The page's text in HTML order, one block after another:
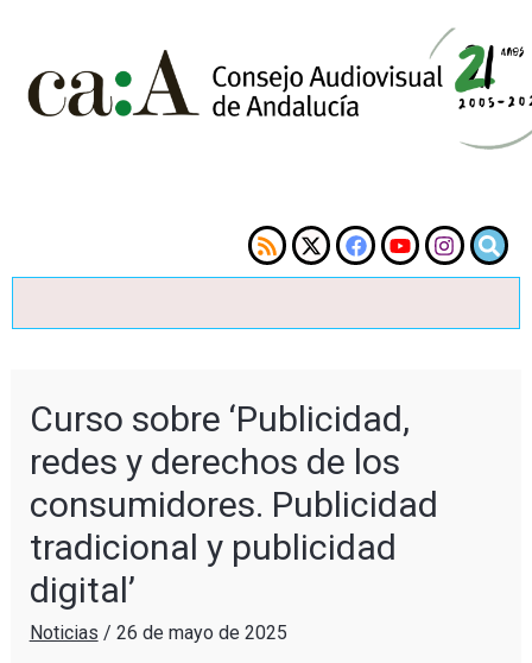
Curso sobre ‘Publicidad,
redes y derechos de los
consumidores. Publicidad
tradicional y publicidad
digital’
Noticias / 26 de mayo de 2025